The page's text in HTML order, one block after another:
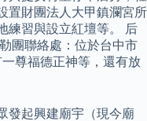
置財團法人大甲鎮瀾宮所
練習與設立紅壇等。 后
團聯絡處：位於台中市
尊福德正神等，還有放
發起興建廟宇（現今廟